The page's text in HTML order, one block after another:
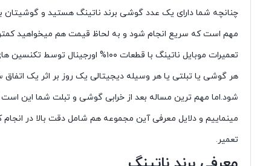
چنانچه شما دارای یک عدد گوشی برند ناتینگ هستید و گوشیتان
مهم است که سریع انجام شود و به لحاظ قیمت هم میخواهید
تعمیرات موبایل ناتینگ با قطعات ۱۰۰% اورجینال توسط تکنسین های فوق حرفه ای توسط تعمیرات موبایل ناتینگ در ایران ، بایمو
هر گوشی یا تبلتی یا هر وسیله دیجیتالی یک روز بر اثر یک اتفاق
شود.اما مهم ترین مساله بعد از خرابی گوشی و تبلت شما این است
مینماییم و دلایل معرفی آین مجموعه هم شامل دقت بالا در
تعمیر.